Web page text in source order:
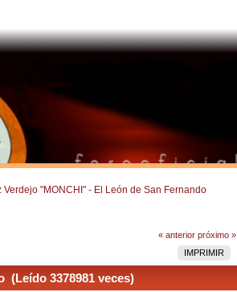
Verdejo "MONCHI" - El León de San Fernando
« anterior próximo »
IMPRIMIR
(Leído 3378981 veces)